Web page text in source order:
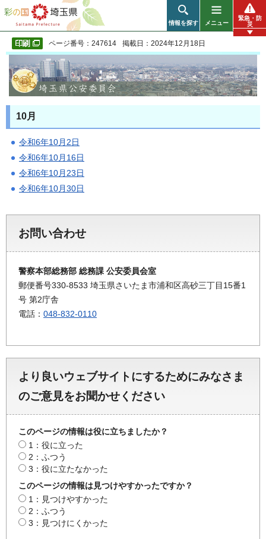
彩の国 埼玉県
情報を探す メニュー
緊急・防
災
ページ番号：247614 掲載日：2024年12月18日
10月
令和6年10月2日
令和6年10月16日
令和6年10月23日
令和6年10月30日
お問い合わせ
警察本部総務部 総務課 公安委員会室
郵便番号330-8533 埼玉県さいたま市浦和区高砂三丁目15番1
号 第2庁舎
電話： 048-832-0110
より良いウェブサイトにするためにみなさま
のご意見をお聞かせください
このページの情報は役に立ちましたか？
1：役に立った
2：ふつう
3：役に立たなかった
このページの情報は見つけやすかったですか？
1：見つけやすかった
2：ふつう
3：見つけにくかった